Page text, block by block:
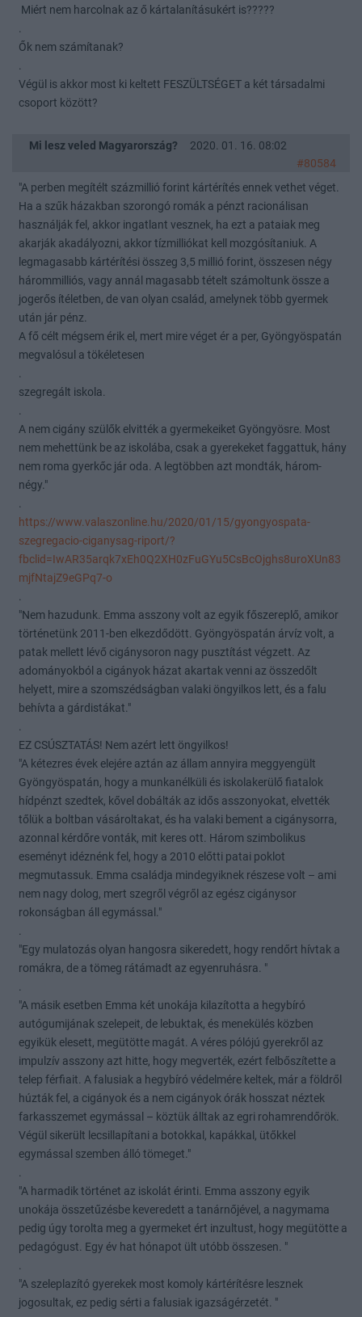
Miért nem harcolnak az ő kártalanításukért is?????
.
Ők nem számítanak?
.
Végül is akkor most ki keltett FESZÜLTSÉGET a két társadalmi
csoport között?
Mi lesz veled Magyarország?
2020. 01. 16. 08:02
#80584
"A perben megítélt százmillió forint kártérítés ennek vethet véget.
Ha a szűk házakban szorongó romák a pénzt racionálisan
használják fel, akkor ingatlant vesznek, ha ezt a pataiak meg
akarják akadályozni, akkor tízmilliókat kell mozgósítaniuk. A
legmagasabb kártérítési összeg 3,5 millió forint, összesen négy
hárommilliós, vagy annál magasabb tételt számoltunk össze a
jogerős ítéletben, de van olyan család, amelynek több gyermek
után jár pénz.
A fő célt mégsem érik el, mert mire véget ér a per, Gyöngyöspatán
megvalósul a tökéletesen
.
szegregált iskola.
.
A nem cigány szülők elvitték a gyermekeiket Gyöngyösre. Most
nem mehettünk be az iskolába, csak a gyerekeket faggattuk, hány
nem roma gyerkőc jár oda. A legtöbben azt mondták, három-
négy."
.
https://www.valaszonline.hu/2020/01/15/gyongyospata-
szegregacio-ciganysag-riport/?
fbclid=IwAR35arqk7xEh0Q2XH0zFuGYu5CsBcOjghs8uroXUn83
mjfNtajZ9eGPq7-o
.
"Nem hazudunk. Emma asszony volt az egyik főszereplő, amikor
történetünk 2011-ben elkezdődött. Gyöngyöspatán árvíz volt, a
patak mellett lévő cigánysoron nagy pusztítást végzett. Az
adományokból a cigányok házat akartak venni az összedőlt
helyett, mire a szomszédságban valaki öngyilkos lett, és a falu
behívta a gárdistákat."
.
EZ CSÚSZTATÁS! Nem azért lett öngyilkos!
"A kétezres évek elejére aztán az állam annyira meggyengült
Gyöngyöspatán, hogy a munkanélküli és iskolakerülő fiatalok
hídpénzt szedtek, kővel dobálták az idős asszonyokat, elvették
tőlük a boltban vásároltakat, és ha valaki bement a cigánysorra,
azonnal kérdőre vonták, mit keres ott. Három szimbolikus
eseményt idéznénk fel, hogy a 2010 előtti patai poklot
megmutassuk. Emma családja mindegyiknek részese volt – ami
nem nagy dolog, mert szegről végről az egész cigánysor
rokonságban áll egymással."
.
"Egy mulatozás olyan hangosra sikeredett, hogy rendőrt hívtak a
romákra, de a tömeg rátámadt az egyenruhásra. "
.
"A másik esetben Emma két unokája kilazította a hegybíró
autógumijának szelepeit, de lebuktak, és menekülés közben
egyikük elesett, megütötte magát. A véres pólójú gyerekről az
impulzív asszony azt hitte, hogy megverték, ezért felbőszítette a
telep férfiait. A falusiak a hegybíró védelmére keltek, már a földről
húzták fel, a cigányok és a nem cigányok órák hosszat néztek
farkasszemet egymással – köztük álltak az egri rohamrendőrök.
Végül sikerült lecsillapítani a botokkal, kapákkal, ütőkkel
egymással szemben álló tömeget."
.
"A harmadik történet az iskolát érinti. Emma asszony egyik
unokája összetűzésbe keveredett a tanárnőjével, a nagymama
pedig úgy torolta meg a gyermeket ért inzultust, hogy megütötte a
pedagógust. Egy év hat hónapot ült utóbb összesen. "
.
"A szeleplazító gyerekek most komoly kártérítésre lesznek
jogosultak, ez pedig sérti a falusiak igazságérzetét. "